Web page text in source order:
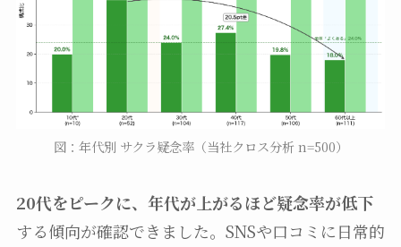
図：年代別 サクラ疑念率（当社クロス分析 n=500）
20代をピークに、年代が上がるほど疑念率が低下
する傾向が確認できました。SNSや口コミに日常的